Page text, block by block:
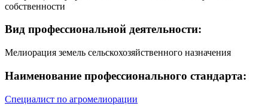
собственности
Вид профессиональной деятельности:
Мелиорация земель сельскохозяйственного назначения
Наименование профессионального стандарта:
Специалист по агромелиорации